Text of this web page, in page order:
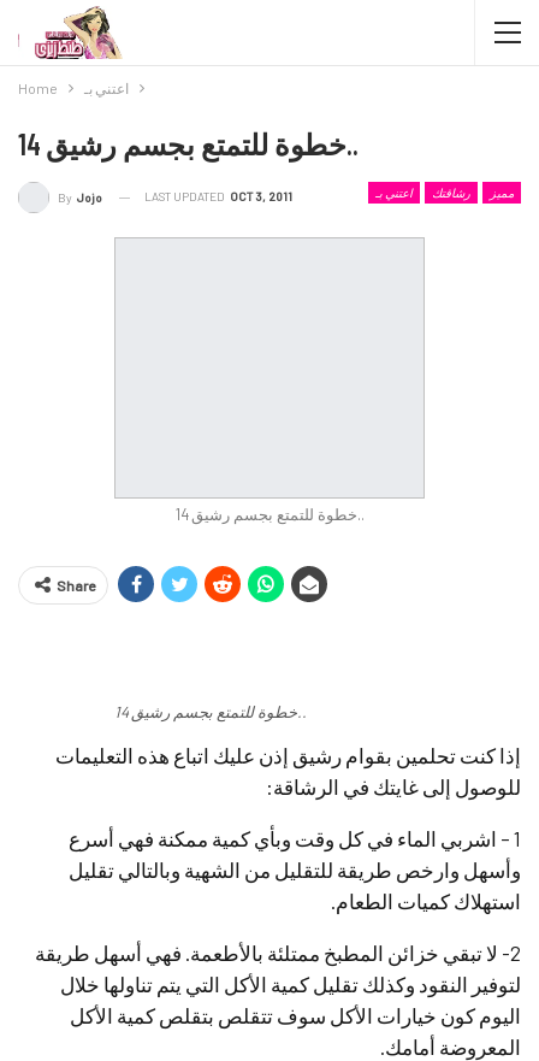
Home اعتني بـ
14 خطوة للتمتع بجسم رشيق..
اعتني بـ رشاقتك مميز By Jojo LAST UPDATED OCT 3, 2011
14 خطوة للتمتع بجسم رشيق..
Share
14 خطوة للتمتع بجسم رشيق..
إذا كنت تحلمين بقوام رشيق إذن عليك اتباع هذه التعليمات
للوصول إلى غايتك في الرشاقة:
1 – اشربي الماء في كل وقت وبأي كمية ممكنة فهي أسرع
وأسهل وارخص طريقة للتقليل من الشهية وبالتالي تقليل
استهلاك كميات الطعام.
2- لا تبقي خزائن المطبخ ممتلئة بالأطعمة. فهي أسهل طريقة
لتوفير النقود وكذلك تقليل كمية الأكل التي يتم تناولها خلال
اليوم كون خيارات الأكل سوف تتقلص بتقلص كمية الأكل
المعروضة أمامك.